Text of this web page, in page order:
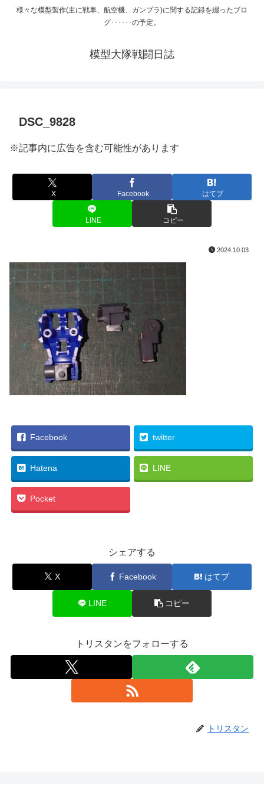
様々な模型製作(主に戦車、航空機、ガンプラ)に関する記録を綴ったブロ
グ･･････の予定。
模型大隊戦闘日誌
DSC_9828
※記事内に広告を含む可能性があります
X Facebook はてブ
LINE コピー
2024.10.03
Facebook twitter
Hatena LINE
Pocket
シェアする
X Facebook はてブ
LINE コピー
トリスタンをフォローする
トリスタン